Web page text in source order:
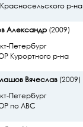
р-на
Александр(2009)
Петербург
Курортного р-на
Вячеслав(2009)
Петербург
по ЛВС